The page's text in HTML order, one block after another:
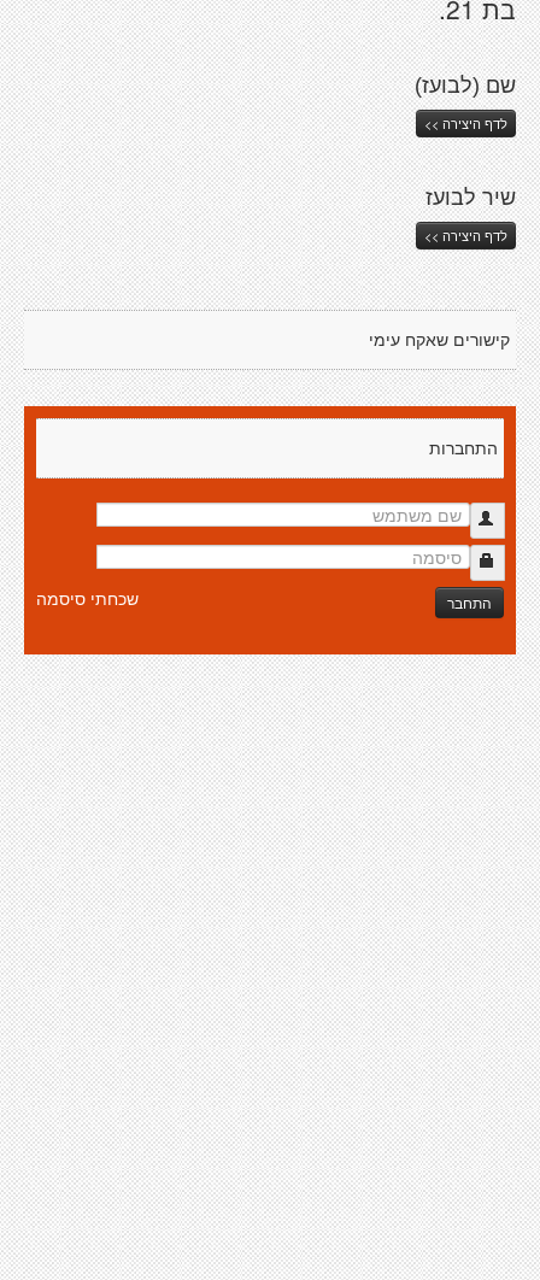
בת 21.
שם (לבועז)
לדף היצירה >>
שיר לבועז
לדף היצירה >>
קישורים שאקח עימי
התחברות
התחבר שכחתי סיסמה